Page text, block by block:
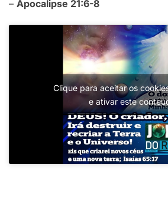
– Apocalipse 21:6-8
Clique para aceitar os
e ativar este